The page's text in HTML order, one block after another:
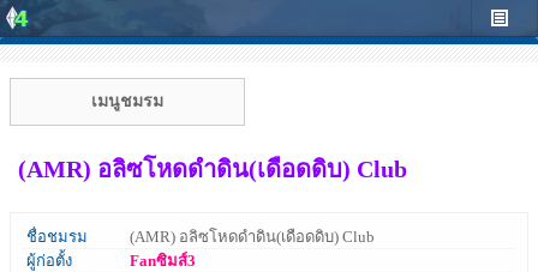
เมนูชมรม
(AMR) อลิซโหดดำดิน(เดือดดิบ) Club
ชื่อชมรม
(AMR) อลิซโหดดำดิน(เดือดดิบ) Club
ผู้ก่อตั้ง
Fanซิมส์3